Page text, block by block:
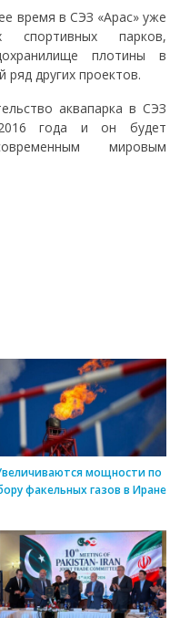
время в СЭЗ «Арас» уже
спортивных парков,
плотины в
других проектов.
аквапарка в СЭЗ
года и он будет
мировым
мощности по
факельных газов в Иране